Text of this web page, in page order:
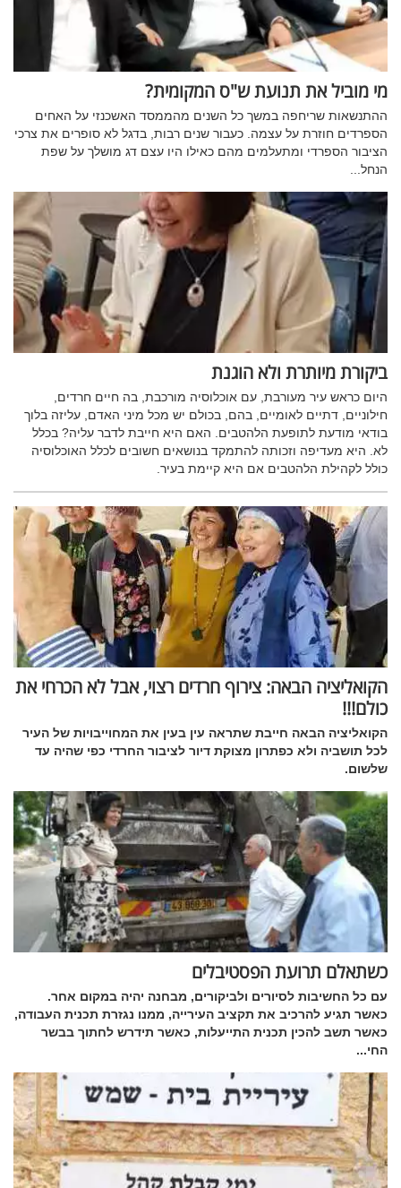
מי מוביל את תנועת ש"ס המקומית?
ההתנשאות שריחפה במשך כל השנים מהממסד האשכנזי על האחים
הספרדים חוזרת על עצמה. כעבור שנים רבות, בדגל לא סופרים את צרכי
הציבור הספרדי ומתעלמים מהם כאילו היו עצם דג מושלך על שפת
הנחל...
ביקורת מיותרת ולא הוגנת
היום כראש עיר מעורבת, עם אוכלוסיה מורכבת, בה חיים חרדים,
חילוניים, דתיים לאומיים, בהם, בכולם יש מכל מיני האדם, עליזה בלוך
בודאי מודעת לתופעת הלהטבים. האם היא חייבת לדבר עליה? בכלל
לא. היא מעדיפה וזכותה להתמקד בנושאים חשובים לכלל האוכלוסיה
כולל לקהילת הלהטבים אם היא קיימת בעיר.
הקואליציה הבאה: צירוף חרדים רצוי, אבל לא הכרחי את
כולם!!!
הקואליציה הבאה חייבת שתראה עין בעין את המחוייבויות של העיר
לכל תושביה ולא כפתרון מצוקת דיור לציבור החרדי כפי שהיה עד
שלשום.
כשתאלם תרועת הפסטיבלים
עם כל החשיבות לסיורים ולביקורים, מבחנה יהיה במקום אחר.
כאשר תגיע להרכיב את תקציב העירייה, ממנו נגזרת תכנית העבודה,
כאשר תשב להכין תכנית התייעלות, כאשר תידרש לחתוך בבשר
החי...